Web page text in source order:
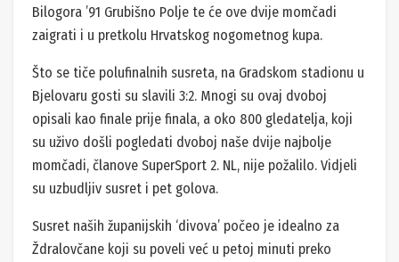
Bilogora ’91 Grubišno Polje te će ove dvije momčadi
zaigrati i u pretkolu Hrvatskog nogometnog kupa.
Što se tiče polufinalnih susreta, na Gradskom stadionu u
Bjelovaru gosti su slavili 3:2. Mnogi su ovaj dvoboj
opisali kao finale prije finala, a oko 800 gledatelja, koji
su uživo došli pogledati dvoboj naše dvije najbolje
momčadi, članove SuperSport 2. NL, nije požalilo. Vidjeli
su uzbudljiv susret i pet golova.
Susret naših županijskih ‘divova’ počeo je idealno za
Ždralovčane koji su poveli već u petoj minuti preko